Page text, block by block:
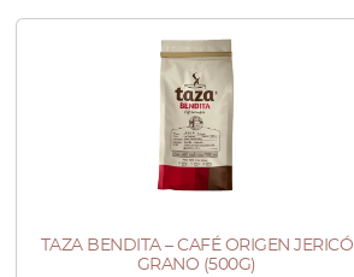
TAZA BENDITA – CAFÉ ORIGEN JERICÓ
GRANO (500G)